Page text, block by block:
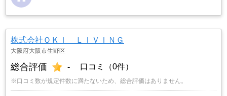
株式会社ＯＫＩ ＬＩＶＩＮＧ
大阪府大阪市生野区
総合評価 - 口コミ（0件）
※口コミ数が規定件数に満たないため、総合評価はありません。